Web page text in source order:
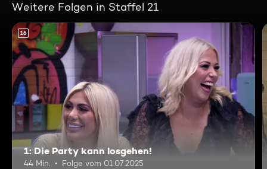
Weitere Folgen in Staffel 21
16
1: Die Party kann losgehen!
44 Min. Folge vom 01.07.2025